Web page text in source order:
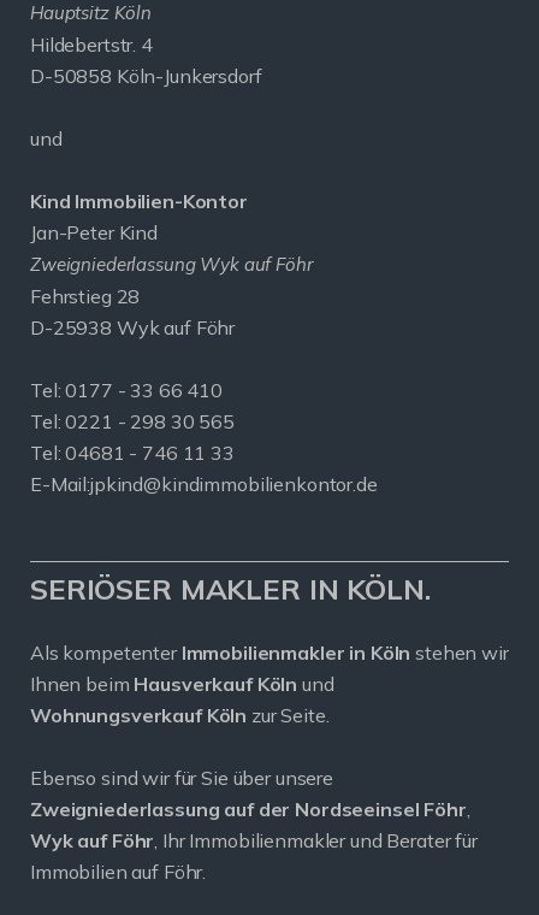
Hauptsitz Köln
Hildebertstr. 4
D-50858 Köln-Junkersdorf
und
Kind Immobilien-Kontor
Jan-Peter Kind
Zweigniederlassung Wyk auf Föhr
Fehrstieg 28
D-25938 Wyk auf Föhr
Tel:0177 - 33 66 410
Tel: 0221 - 298 30 565
Tel: 04681 - 746 11 33
E-Mail:jpkind@kindimmobilienkontor.de
SERIÖSER MAKLER IN KÖLN.
Als kompetenter Immobilienmakler in Köln stehen wir
Ihnen beim Hausverkauf Köln und
Wohnungsverkauf Köln zur Seite.
Ebenso sind wir für Sie über unsere
Zweigniederlassung auf der Nordseeinsel Föhr,
Wyk auf Föhr, Ihr Immobilienmakler und Berater für
Immobilien auf Föhr.